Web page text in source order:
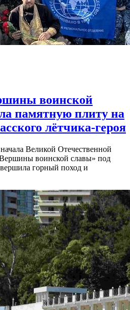
воинской
памятную плиту на
лётчика-героя
Великой Отечественной
воинской славы» под
горный поход и